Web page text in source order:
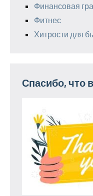
Финансовая
Фитнес
Хитрости для
Спасибо, что